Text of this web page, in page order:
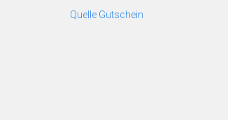
Quelle Gutschein